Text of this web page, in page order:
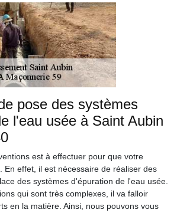
pose des systèmes
l'eau usée à Saint Aubin
est à effectuer pour que votre
En effet, il est nécessaire de réaliser des
des systèmes d'épuration de l'eau usée.
qui sont très complexes, il va falloir
en la matière. Ainsi, nous pouvons vous